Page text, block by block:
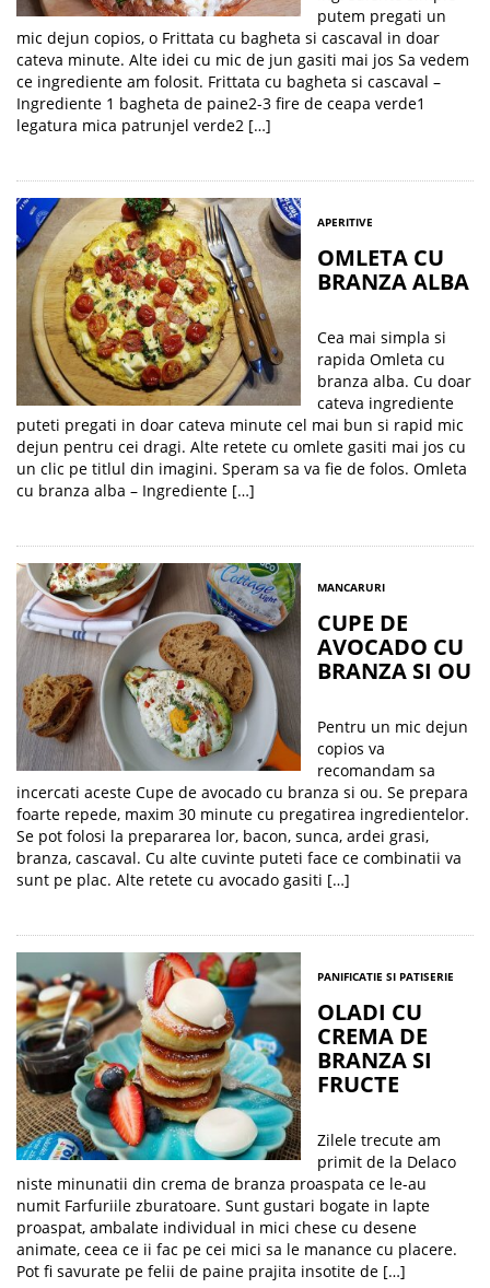
putem pregati un
mic dejun copios, o Frittata cu bagheta si cascaval in doar
cateva minute. Alte idei cu mic de jun gasiti mai jos Sa vedem
ce ingrediente am folosit. Frittata cu bagheta si cascaval –
Ingrediente 1 bagheta de paine2-3 fire de ceapa verde1
legatura mica patrunjel verde2 […]
APERITIVE
OMLETA CU
BRANZA ALBA
Cea mai simpla si
rapida Omleta cu
branza alba. Cu doar
cateva ingrediente
puteti pregati in doar cateva minute cel mai bun si rapid mic
dejun pentru cei dragi. Alte retete cu omlete gasiti mai jos cu
un clic pe titlul din imagini. Speram sa va fie de folos. Omleta
cu branza alba – Ingrediente […]
MANCARURI
CUPE DE
AVOCADO CU
BRANZA SI OU
Pentru un mic dejun
copios va
recomandam sa
incercati aceste Cupe de avocado cu branza si ou. Se prepara
foarte repede, maxim 30 minute cu pregatirea ingredientelor.
Se pot folosi la prepararea lor, bacon, sunca, ardei grasi,
branza, cascaval. Cu alte cuvinte puteti face ce combinatii va
sunt pe plac. Alte retete cu avocado gasiti […]
PANIFICATIE SI PATISERIE
OLADI CU
CREMA DE
BRANZA SI
FRUCTE
Zilele trecute am
primit de la Delaco
niste minunatii din crema de branza proaspata ce le-au
numit Farfuriile zburatoare. Sunt gustari bogate in lapte
proaspat, ambalate individual in mici chese cu desene
animate, ceea ce ii fac pe cei mici sa le manance cu placere.
Pot fi savurate pe felii de paine prajita insotite de […]